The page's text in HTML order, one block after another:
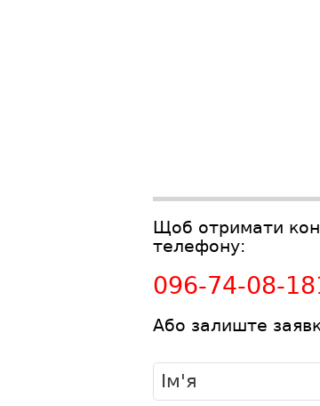
Щоб отримати
телефону:
096-74-08-
Або залиште